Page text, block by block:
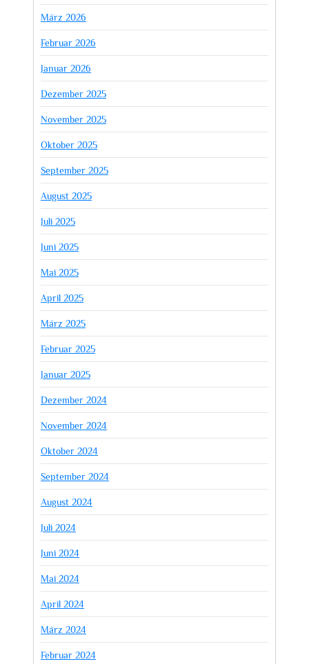
März 2026
Februar 2026
Januar 2026
Dezember 2025
November 2025
Oktober 2025
September 2025
August 2025
Juli 2025
Juni 2025
Mai 2025
April 2025
März 2025
Februar 2025
Januar 2025
Dezember 2024
November 2024
Oktober 2024
September 2024
August 2024
Juli 2024
Juni 2024
Mai 2024
April 2024
März 2024
Februar 2024